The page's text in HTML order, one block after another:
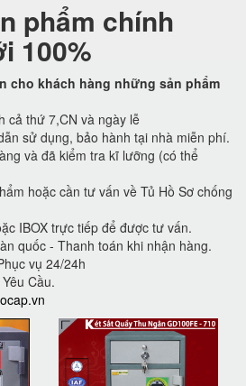
phẩm chính
100%
cho khách hàng những sản phẩm
cả thứ 7,CN và ngày lễ
sử dụng, bảo hành tại nhà miễn phí.
và đã kiểm tra kĩ lưỡng (có thể
hoặc cần tư vấn về Tủ Hồ Sơ chống
IBOX trực tiếp để được tư vấn.
quốc - Thanh toán khi nhận hàng.
vụ 24/24h
Cầu.